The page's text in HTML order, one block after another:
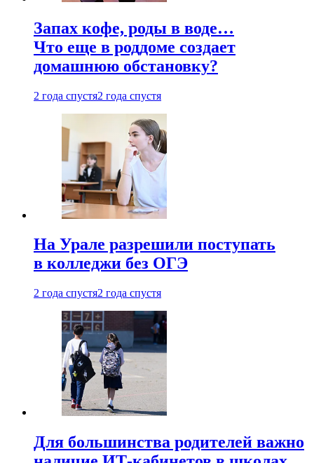
Запах кофе, роды в воде…
Что еще в роддоме создает
домашнюю обстановку?
2 года спустя2 года спустя
На Урале разрешили поступать
в колледжи без ОГЭ
2 года спустя2 года спустя
Для большинства родителей важно